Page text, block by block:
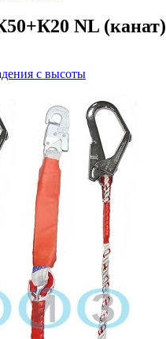
NL (канат)
с высоты